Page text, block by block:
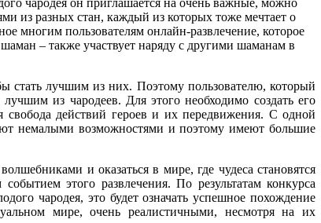
из разных стан, каждый из которых тоже мечтает о
многим пользователям онлайн-развлечение, которое
– также участвует наряду с другими шаманам в
стать лучшим из них. Поэтому пользователю, который
из чародеев. Для этого необходимо создать его
свобода действий героев и их передвижения. С одной
немалыми возможностями и поэтому имеют большие
и оказаться в мире, где чудеса становятся
этого развлечения. По результатам конкурса
чародея, это будет означать успешное похождение
мире, очень реалистичными, несмотря на их